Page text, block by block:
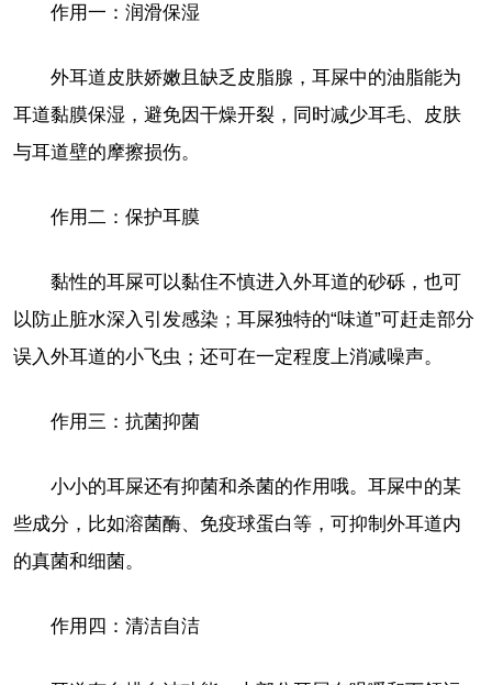
作用一：润滑保湿
外耳道皮肤娇嫩且缺乏皮脂腺，耳屎中的油脂能为
耳道黏膜保湿，避免因干燥开裂，同时减少耳毛、皮肤
与耳道壁的摩擦损伤。
作用二：保护耳膜
黏性的耳屎可以黏住不慎进入外耳道的砂砾，也可
以防止脏水深入引发感染；耳屎独特的“味道”可赶走部分
误入外耳道的小飞虫；还可在一定程度上消减噪声。
作用三：抗菌抑菌
小小的耳屎还有抑菌和杀菌的作用哦。耳屎中的某
些成分，比如溶菌酶、免疫球蛋白等，可抑制外耳道内
的真菌和细菌。
作用四：清洁自洁